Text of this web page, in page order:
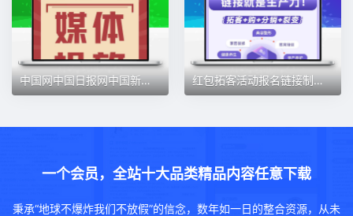
中国网中国日报网中国新闻网发稿投稿企业宣传单位活动 红包拓客活动报名链接制作教培招生美业团购引流裂变小程序软件
一个会员，全站十大品类精品内容任意下载
秉承“地球不爆炸我们不放假”的信念，数年如一日的整合资源，从未